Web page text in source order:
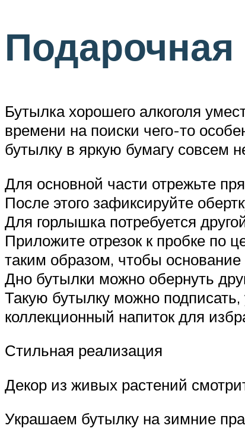
Бутылка хорошего алкоголя
времени на поиски чего-то
бутылку в яркую бумагу совсем
Для основной части отрежьте
После этого зафиксируйте
Для горлышка потребуется
Приложите отрезок к пробке по
таким образом, чтобы
Дно бутылки можно обернуть
Такую бутылку можно
коллекционный напиток для
Стильная реализация
Декор из живых растений
Украшаем бутылку на зимние